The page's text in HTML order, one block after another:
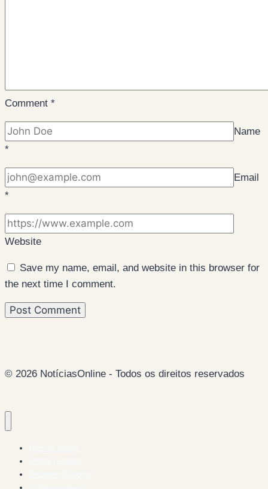
Comment *
Name
*
Email
*
Website
Save my name, email, and website in this browser for
the next time I comment.
© 2026 NotíciasOnline - Todos os direitos reservados